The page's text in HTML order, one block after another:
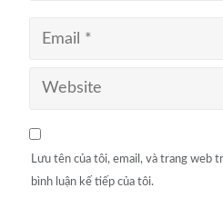
Lưu tên của tôi, email, và trang web
bình luận kế tiếp của tôi.